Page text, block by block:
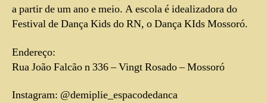
a partir de um ano e meio. A escola é idealizadora do
Festival de Dança Kids do RN, o Dança KIds Mossoró.
Endereço:
Rua João Falcão n 336 – Vingt Rosado – Mossoró
Instagram: @demiplie_espacodedanca